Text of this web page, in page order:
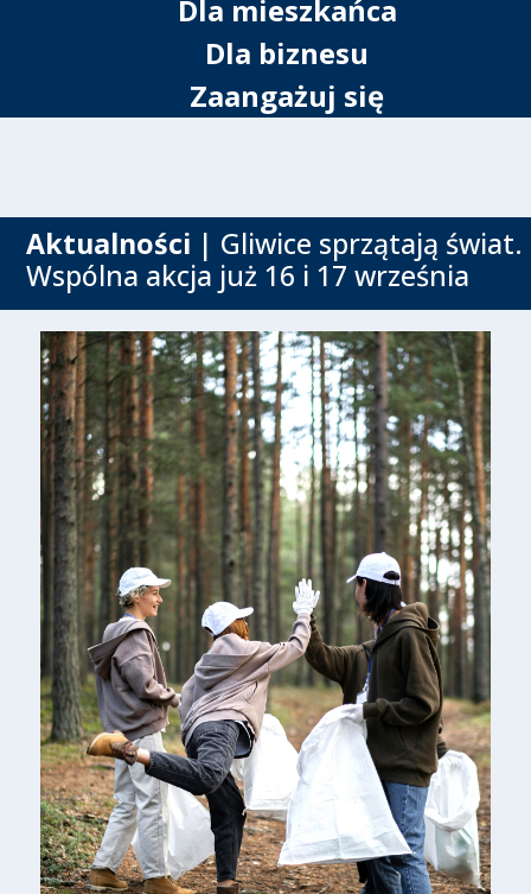
Dla mieszkańca
Dla biznesu
Zaangażuj się
Aktualności | Gliwice sprzątają świat.
Wspólna akcja już 16 i 17 września